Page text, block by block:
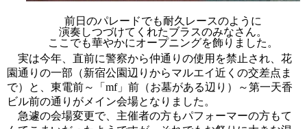
前日のパレードでも耐久レースのように
演奏しつづけてくれたブラスのみなさん。
ここでも華やかにオープニングを飾りました。
実は今年、直前に警察から仲通りの使用を禁止され、花
園通りの一部（新宿公園辺りからマルエイ近くの交差点ま
で）と、東電前～「 mf」前（お墓がある辺り）～第一天香
ビル前の通りがメイン会場となりました。
急遽の会場変更で、主催者の方もパフォーマーの方もて